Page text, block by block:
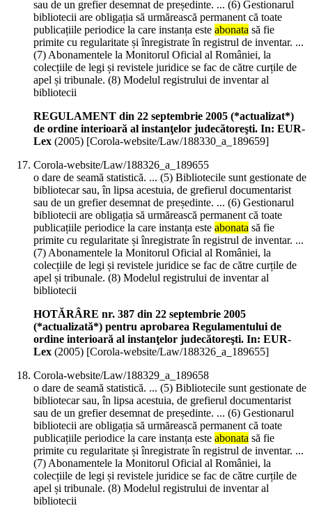
sau de un grefier desemnat de președinte. ... (6) Gestionarul
bibliotecii are obligația să urmărească permanent că toate
publicațiile periodice la care instanța este abonata să fie
primite cu regularitate și înregistrate în registrul de inventar. ...
(7) Abonamentele la Monitorul Oficial al României, la
colecțiile de legi și revistele juridice se fac de către curțile de
apel și tribunale. (8) Modelul registrului de inventar al
bibliotecii
REGULAMENT din 22 septembrie 2005 (*actualizat*)
de ordine interioară al instanţelor judecătoreşti. In: EUR-
Lex (2005) [Corola-website/Law/188330_a_189659]
Corola-website/Law/188326_a_189655
o dare de seamă statistică. ... (5) Bibliotecile sunt gestionate de
bibliotecar sau, în lipsa acestuia, de grefierul documentarist
sau de un grefier desemnat de președinte. ... (6) Gestionarul
bibliotecii are obligația să urmărească permanent că toate
publicațiile periodice la care instanța este abonata să fie
primite cu regularitate și înregistrate în registrul de inventar. ...
(7) Abonamentele la Monitorul Oficial al României, la
colecțiile de legi și revistele juridice se fac de către curțile de
apel și tribunale. (8) Modelul registrului de inventar al
bibliotecii
HOTĂRÂRE nr. 387 din 22 septembrie 2005
(*actualizată*) pentru aprobarea Regulamentului de
ordine interioară al instanţelor judecătoreşti. In: EUR-
Lex (2005) [Corola-website/Law/188326_a_189655]
Corola-website/Law/188329_a_189658
o dare de seamă statistică. ... (5) Bibliotecile sunt gestionate de
bibliotecar sau, în lipsa acestuia, de grefierul documentarist
sau de un grefier desemnat de președinte. ... (6) Gestionarul
bibliotecii are obligația să urmărească permanent că toate
publicațiile periodice la care instanța este abonata să fie
primite cu regularitate și înregistrate în registrul de inventar. ...
(7) Abonamentele la Monitorul Oficial al României, la
colecțiile de legi și revistele juridice se fac de către curțile de
apel și tribunale. (8) Modelul registrului de inventar al
bibliotecii